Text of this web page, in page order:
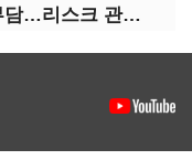
윤 대통령 "이·팔 사태로 물가부담…리스크 관리 만전 기해야"